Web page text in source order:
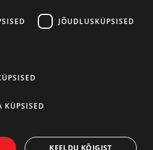
OÜ. Kõik õigused kaitstud.
JÕUDLUSKÜPSISED
KÜPSISED
KEELDU KÕIGIST